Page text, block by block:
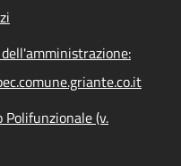
Polifunzionale (v.